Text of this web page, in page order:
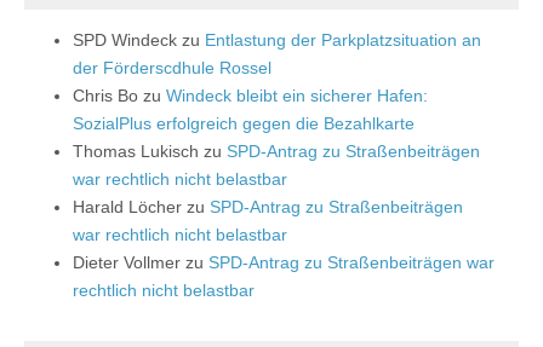
SPD Windeck zu Entlastung der Parkplatzsituation an
der Förderscdhule Rossel
Chris Bo zu Windeck bleibt ein sicherer Hafen:
SozialPlus erfolgreich gegen die Bezahlkarte
Thomas Lukisch zu SPD-Antrag zu Straßenbeiträgen
war rechtlich nicht belastbar
Harald Löcher zu SPD-Antrag zu Straßenbeiträgen
war rechtlich nicht belastbar
Dieter Vollmer zu SPD-Antrag zu Straßenbeiträgen war
rechtlich nicht belastbar